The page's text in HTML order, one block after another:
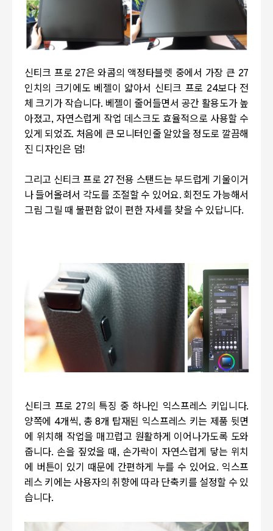
신티크 프로 27은 와콤의 액정타블렛 중에서 가장 큰 27
인치의 크기에도 베젤이 얇아서 신티크 프로 24보다 전
체 크기가 작습니다. 베젤이 줄어들면서 공간 활용도가 높
아졌고, 자연스럽게 작업 데스크도 효율적으로 사용할 수
있게 되었죠. 처음에 큰 모니터인줄 알았을 정도로 깔끔해
진 디자인은 덤!
그리고 신티크 프로 27 전용 스탠드는 부드럽게 기울이거
나 들어올려서 각도를 조절할 수 있어요. 회전도 가능해서
그림 그릴 때 불편함 없이 편한 자세를 찾을 수 있답니다.
신티크 프로 27의 특징 중 하나인 익스프레스 키입니다.
양쪽에 4개씩, 총 8개 탑재된 익스프레스 키는 제품 뒷면
에 위치해 작업을 매끄럽고 원활하게 이어나가도록 도와
줍니다. 손을 짚었을 때, 손가락이 자연스럽게 닿는 위치
에 버튼이 있기 때문에 간편하게 누를 수 있어요. 익스프
레스 키에는 사용자의 취향에 따라 단축키를 설정할 수 있
습니다.